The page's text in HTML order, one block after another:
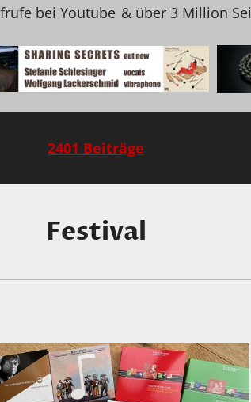
bei Youtube & über 3 Million
2401 Beiträge
Festival